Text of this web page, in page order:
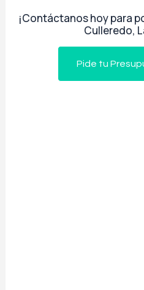
¡Contáctanos hoy para
Culleredo,
Pide tu